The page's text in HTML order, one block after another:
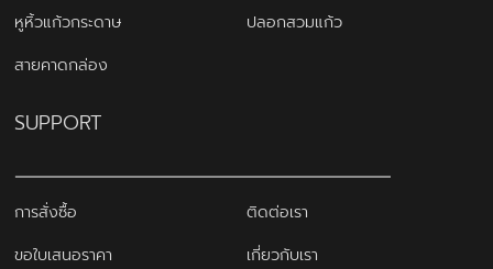
หูหิ้วแก้วกระดาษ
ปลอกสวมแก้ว
สายคาดกล่อง
SUPPORT
การสั่งซื้อ
ติดต่อเรา
ขอใบเสนอราคา
เกี่ยวกับเรา